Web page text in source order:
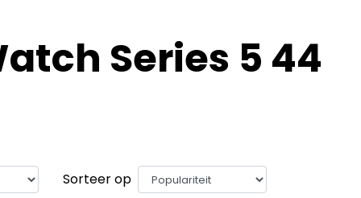
Series 5 44
Sorteer op